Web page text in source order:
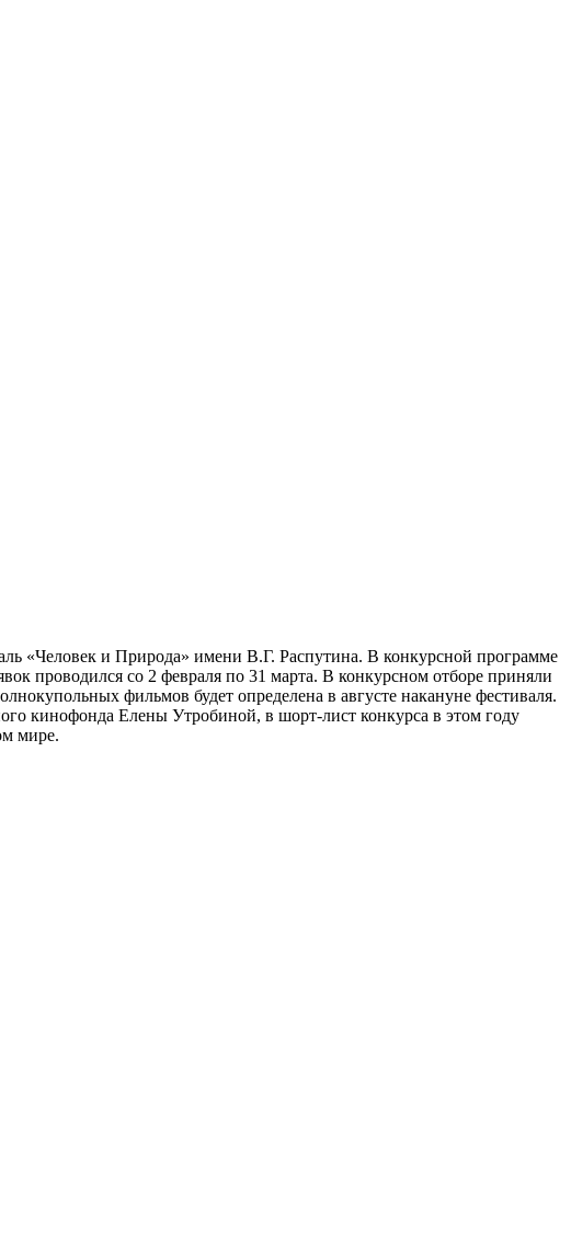
«Человек и Природа» имени В.Г. Распутина. В конкурсной программе
проводился со 2 февраля по 31 марта. В конкурсном отборе приняли
фильмов будет определена в августе накануне фестиваля.
кинофонда Елены Утробиной, в шорт-лист конкурса в этом году
мире.